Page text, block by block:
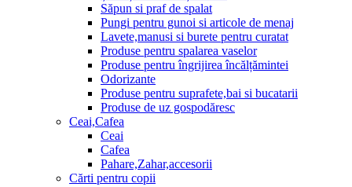
Săpun si praf de spalat
Pungi pentru gunoi si articole de menaj
Lavete,manusi si burete pentru curatat
Produse pentru spalarea vaselor
Produse pentru îngrijirea încălțămintei
Odorizante
Produse pentru suprafete,bai si bucatarii
Produse de uz gospodăresc
Ceai,Cafea
Ceai
Cafea
Pahare,Zahar,accesorii
Cărti pentru copii